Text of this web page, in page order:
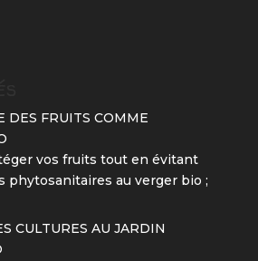
DES FRUITS COMME
vos fruits tout en évitant
phytosanitaires au verger bio ;
CULTURES AU JARDIN